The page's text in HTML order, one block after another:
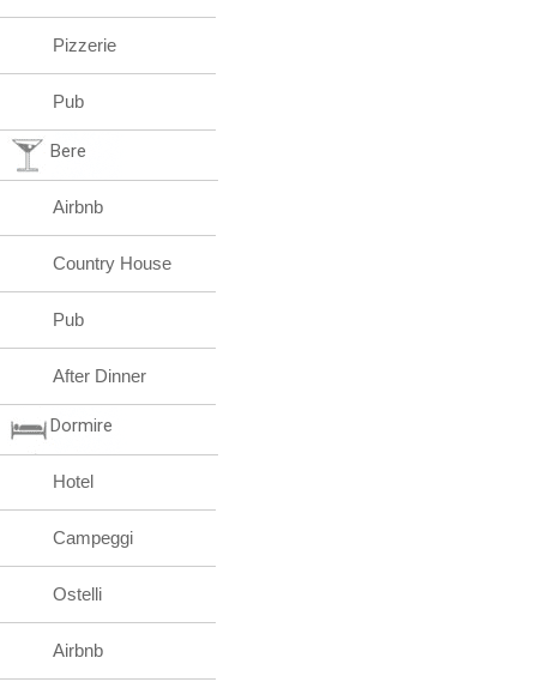
Pizzerie
Pub
Bere
Airbnb
Country House
Pub
After Dinner
Dormire
Hotel
Campeggi
Ostelli
Airbnb